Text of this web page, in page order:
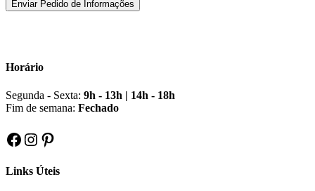
Horário
Segunda - Sexta: 9h - 13h | 14h - 18h
Fim de semana: Fechado
Facebook
Instagram
Pinterest
Links Úteis